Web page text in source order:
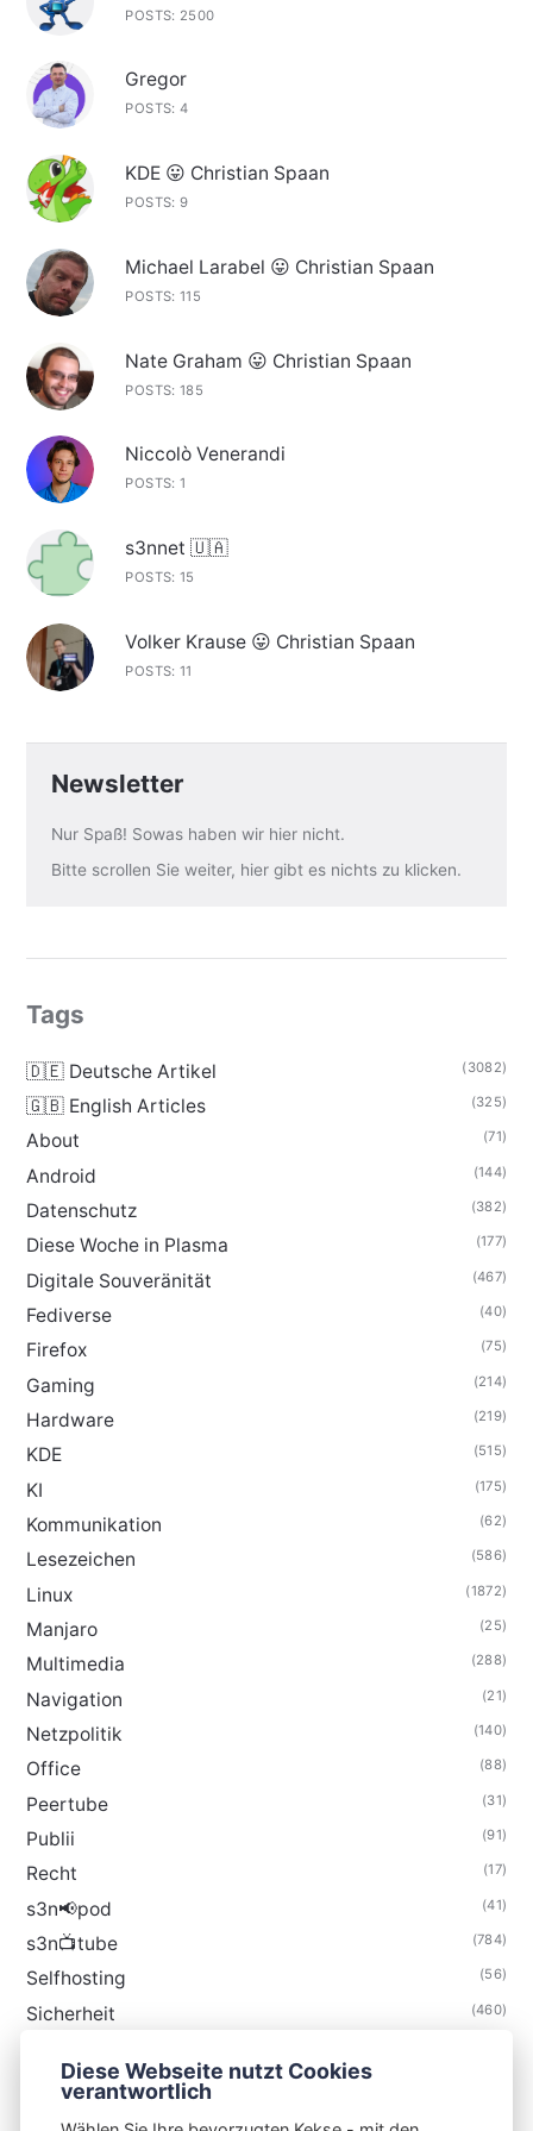
POSTS: 2500
Gregor
POSTS: 4
KDE 😛 Christian Spaan
POSTS: 9
Michael Larabel 😛 Christian Spaan
POSTS: 115
Nate Graham 😛 Christian Spaan
POSTS: 185
Niccolò Venerandi
POSTS: 1
s3nnet 🇺🇦
POSTS: 15
Volker Krause 😛 Christian Spaan
POSTS: 11
Newsletter
Nur Spaß! Sowas haben wir hier nicht.
Bitte scrollen Sie weiter, hier gibt es nichts zu klicken.
Tags
🇩🇪 Deutsche Artikel (3082)
🇬🇧 English Articles (325)
About (71)
Android (144)
Datenschutz (382)
Diese Woche in Plasma (177)
Digitale Souveränität (467)
Fediverse (40)
Firefox (75)
Gaming (214)
Hardware (219)
KDE (515)
KI (175)
Kommunikation (62)
Lesezeichen (586)
Linux (1872)
Manjaro (25)
Multimedia (288)
Navigation (21)
Netzpolitik (140)
Office (88)
Peertube (31)
Publii (91)
Recht (17)
s3n📢pod (41)
s3n📺tube (784)
Selfhosting (56)
Sicherheit (460)
Thunderbird
Diese Webseite nutzt Cookies
verantwortlich